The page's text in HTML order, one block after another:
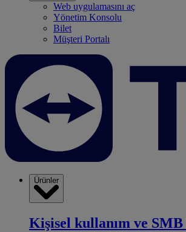
Web uygulamasını aç
Yönetim Konsolu
Bilet
Müşteri Portalı
Ürünler
Kişisel kullanım ve SMB